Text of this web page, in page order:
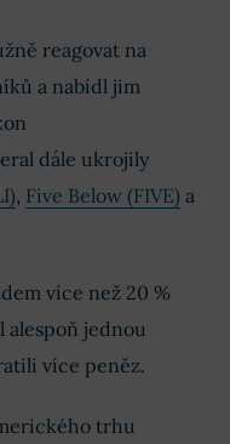
reagovat na
a nabídl jim
dále ukrojily
, Five Below (FIVE) a
více než 20 %
alespoň jednou
více peněz.
trhu